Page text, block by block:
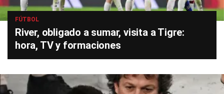
FÚTBOL
River, obligado a sumar, visita a Tigre:
hora, TV y formaciones